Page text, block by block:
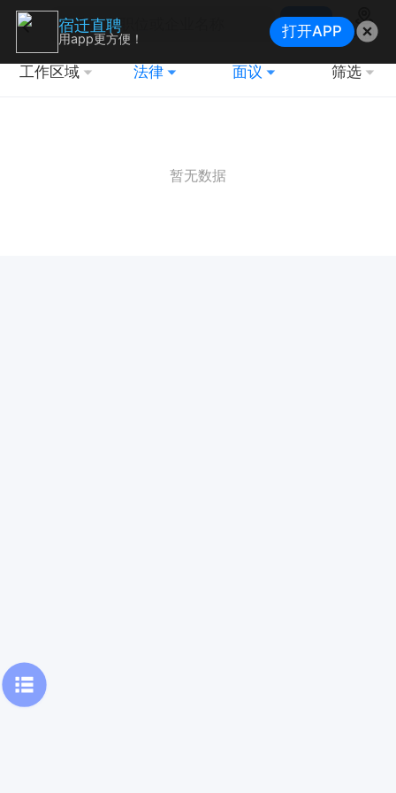
搜索
地图
工作区域 法律 面议 筛选
暂无数据
宿迁直聘
用app更方便！ 打开APP